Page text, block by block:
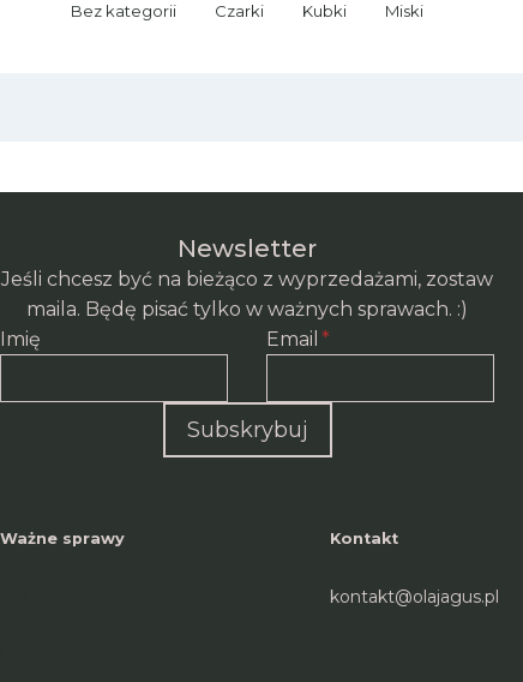
Bez kategorii Czarki Kubki Miski
Newsletter
Jeśli chcesz być na bieżąco z wyprzedażami, zostaw
maila. Będę pisać tylko w ważnych sprawach. :)
Imię
Email *
Subskrybuj
Ważne sprawy Kontakt
kontakt@olajagus.pl